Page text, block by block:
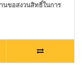
นขอสงวนสิทธิ์ในการ